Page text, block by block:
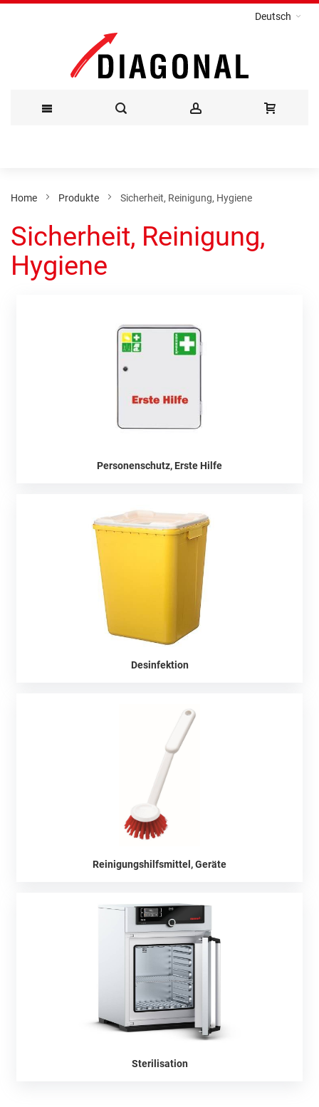
Deutsch
Inhalt
Home Produkte Sicherheit, Reinigung, Hygiene
Sicherheit, Reinigung,
Hygiene
Personenschutz, Erste Hilfe
Desinfektion
Reinigungshilfsmittel, Geräte
Sterilisation